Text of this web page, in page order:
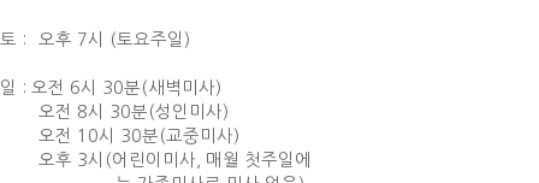
토 : 오후 7시 (토요주일)
일 : 오전 6시 30분(새벽미사)
오전 8시 30분(성인미사)
오전 10시 30분(교중미사)
오후 3시(어린이미사, 매월 첫주일에